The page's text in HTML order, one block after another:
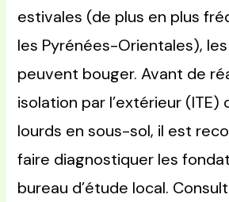
estivales (de plus en plus
les Pyrénées-Orientales),
peuvent bouger. Avant de
isolation par l’extérieur (ITE)
lourds en sous-sol, il est
faire diagnostiquer les
bureau d’étude local.